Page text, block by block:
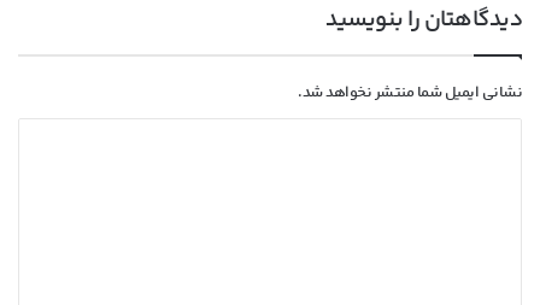
ام‌اس‌آی با خنک‌کننده حرارتی الماس و فیوزهای
هوشمند به استقبال نسل بعدی کارت‌های
دیدگاهتان را بنویسید
نشانی ایمیل شما منتشر نخواهد شد.